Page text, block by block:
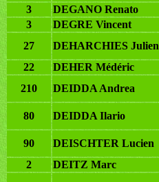
3
DEGANO Renato
3
DEGRE Vincent
27
DEHARCHIES Julien
22
DEHER Médéric
210
DEIDDA Andrea
80 DEIDDA Ilario
90 DEISCHTER Lucien
2
DEITZ Marc